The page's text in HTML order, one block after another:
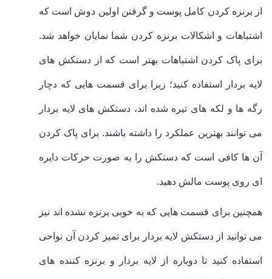
از برنزه کردن کامل پوست و گرفتن اولین دوش است که
اشتباهات و اشکالات برنزه کردن شما نمایان خواهد شد.
برای پاک کردن اشتباهات بهتر است که از دستکش های
لایه بردار استفاده کنید؛ زیرا برای قسمت هایی که دچار
رگه ها و لکه های تیره شده اند، دستکش های لایه بردار
می توانند بهترین عملکرد را داشته باشند. برای پاک کردن
آن ها کافی است که دستکش را به صورت حرکات دایره
ای روی پوست مالش دهید.
همچنین برای قسمت هایی که به خوبی برنزه نشده اند نیز
می توانید از دستکش لایه بردار برای تمیز کردن آن نواحی
استفاده کنید تا دوباره از لایه بردار و برنزه کننده های